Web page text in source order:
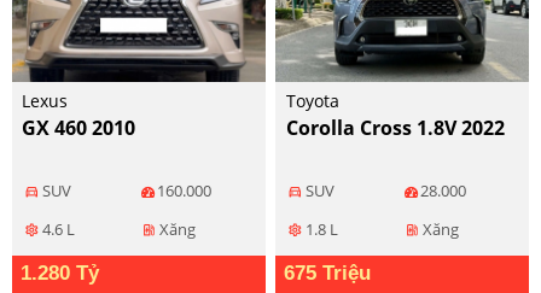
Lexus
GX 460 2010
directions_car SUV 160.000
settings 4.6 L ev_station Xăng
1.280 Tỷ
Toyota
Corolla Cross 1.8V 2022
directions_car SUV 28.000
settings 1.8 L ev_station Xăng
675 Triệu